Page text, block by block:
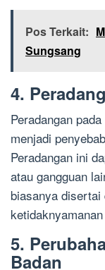
Pos Terkait:
Sungsang
4.
Peradangan
menjadi
Peradangan ini
atau gangguan
biasanya
5.
Badan